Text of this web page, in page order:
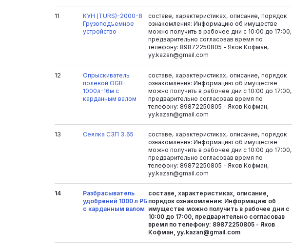
11
КУН (TURS)-2000-8
Грузоподъемное
устройство
составе, характеристиках, описание, порядок
ознакомления: Информацию об имуществе
можно получить в рабочее дни с 10:00 до 17:00,
предварительно согласовав время по
телефону: 89872250805 - Яков Кофман,
yy.kazan@gmail.com
12
Опрыскиватель
полевой OGR-
1000л-16м с
карданным валом
составе, характеристиках, описание, порядок
ознакомления: Информацию об имуществе
можно получить в рабочее дни с 10:00 до 17:00,
предварительно согласовав время по
телефону: 89872250805 - Яков Кофман,
yy.kazan@gmail.com
13 Сеялка СЗП 3,65
составе, характеристиках, описание, порядок
ознакомления: Информацию об имуществе
можно получить в рабочее дни с 10:00 до 17:00,
предварительно согласовав время по
телефону: 89872250805 - Яков Кофман,
yy.kazan@gmail.com
14
Разбрасыватель
удобрений 1000 л РБ
с карданным валом
составе, характеристиках, описание,
порядок ознакомления: Информацию об
имуществе можно получить в рабочее дни с
10:00 до 17:00, предварительно согласовав
время по телефону: 89872250805 - Яков
Кофман, yy.kazan@gmail.com